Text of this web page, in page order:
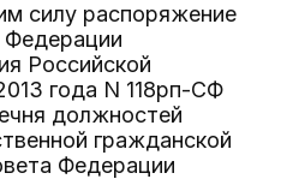
силу распоряжение
Российской
года N 118рп-СФ
должностей
гражданской
Федерации